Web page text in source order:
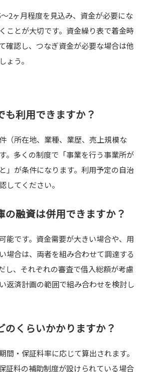
2ヶ月程度を見込み、資金が必要にな
ことが大切です。資金繰り表で着金時
確認し、つなぎ資金が必要な場合は他
ょう。
も利用できますか？
（所在地、業種、業歴、売上規模な
。多くの制度で「事業を行う事業所が
」が条件になります。利用予定の自治
してください。
の融資は併用できますか？
能です。資金需要が大きい場合や、用
場合は、両者を組み合わせて調達する
し、それぞれの審査で借入総額が考慮
返済計画の範囲で組み合わせを検討し
のくらいかかりますか？
間・保証料率に応じて算出されます。
証料の補助制度が設けられている場合